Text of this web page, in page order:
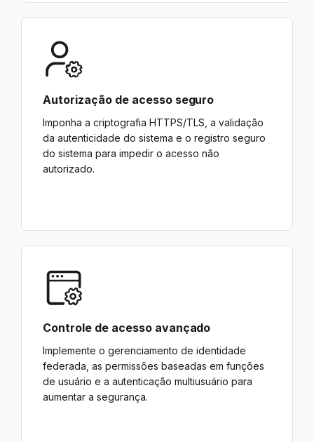
Autorização de acesso seguro
Imponha a criptografia HTTPS/TLS, a validação
da autenticidade do sistema e o registro seguro
do sistema para impedir o acesso não
autorizado.
Controle de acesso avançado
Implemente o gerenciamento de identidade
federada, as permissões baseadas em funções
de usuário e a autenticação multiusuário para
aumentar a segurança.